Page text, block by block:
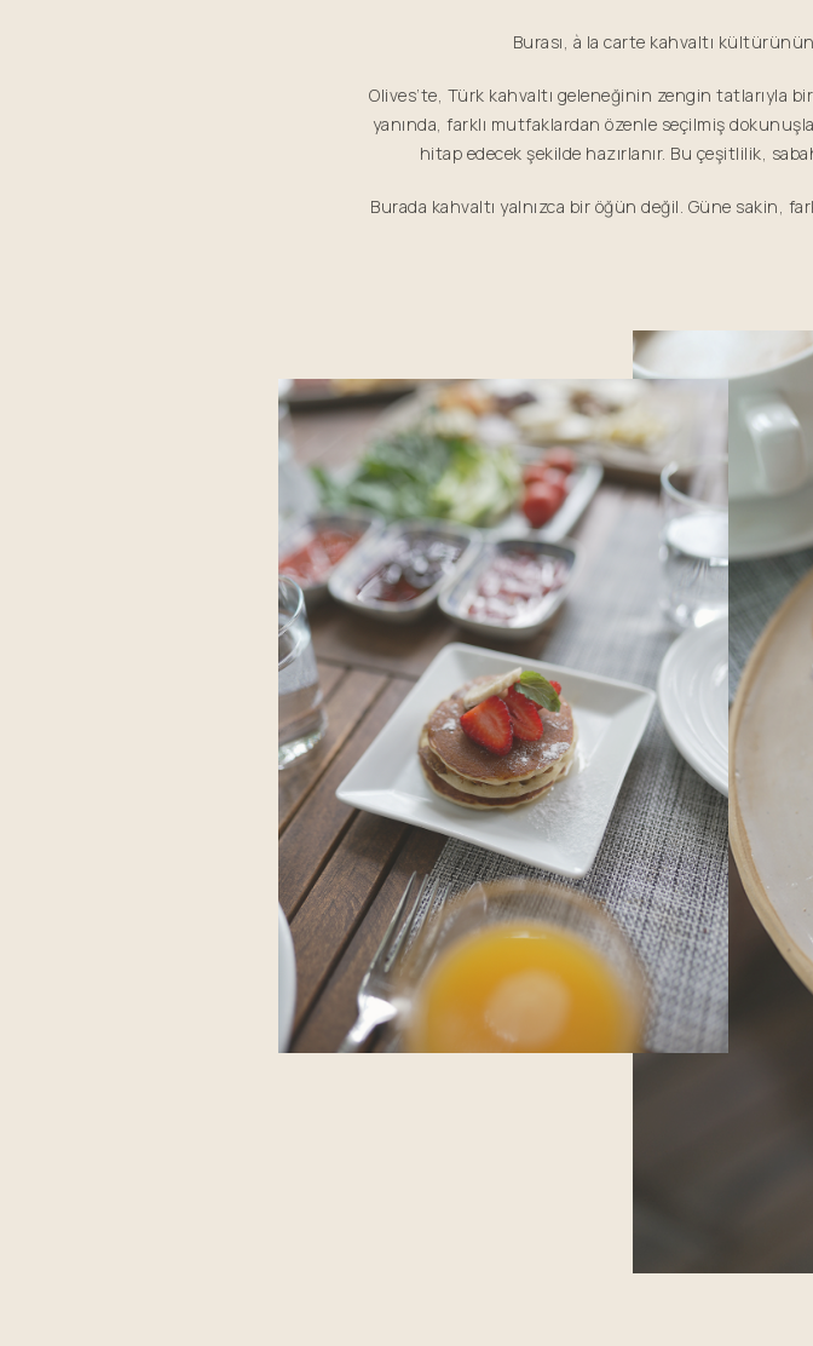
Burası, à la carte kahvaltı
Olives’te, Türk kahvaltı geleneğinin zengin tatlarıyla
yanında, farklı mutfaklardan özenle seçilmiş
hitap edecek şekilde hazırlanır. Bu çeşitlilik,
Burada kahvaltı yalnızca bir öğün değil. Güne sakin,